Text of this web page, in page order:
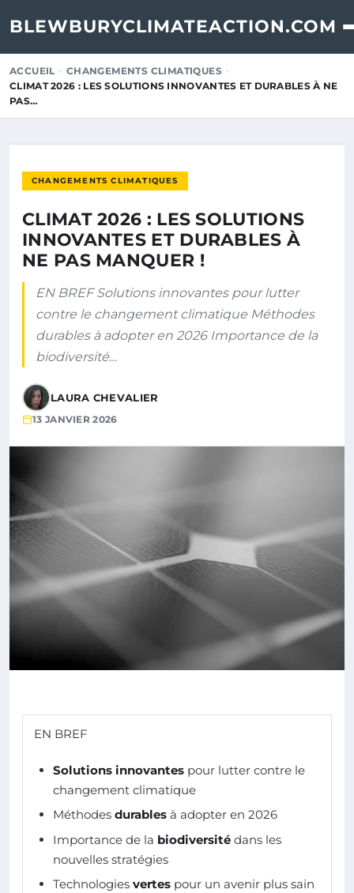
BLEWBURYCLIMATEACTION.COM
ACCUEIL
CHANGEMENTS CLIMATIQUES
CLIMAT 2026 : LES SOLUTIONS INNOVANTES ET DURABLES À NE
PAS…
CHANGEMENTS CLIMATIQUES
CLIMAT 2026 : LES SOLUTIONS
INNOVANTES ET DURABLES À
NE PAS MANQUER !
EN BREF Solutions innovantes pour lutter
contre le changement climatique Méthodes
durables à adopter en 2026 Importance de la
biodiversité…
LAURA CHEVALIER
13 JANVIER 2026
EN BREF
Solutions innovantes pour lutter contre le
changement climatique
Méthodes durables à adopter en 2026
Importance de la biodiversité dans les
nouvelles stratégies
Technologies vertes pour un avenir plus sain